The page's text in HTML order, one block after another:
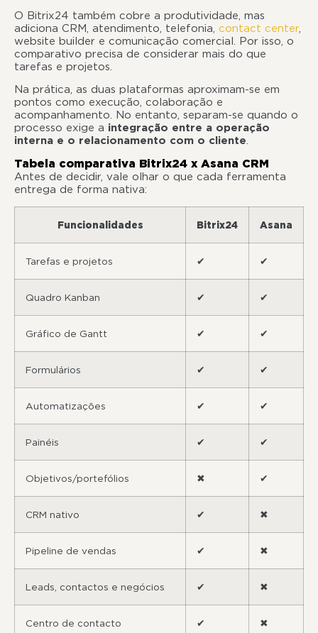
O Bitrix24 também cobre a produtividade, mas
adiciona CRM, atendimento, telefonia, contact center,
website builder e comunicação comercial. Por isso, o
comparativo precisa de considerar mais do que
tarefas e projetos.
Na prática, as duas plataformas aproximam-se em
pontos como execução, colaboração e
acompanhamento. No entanto, separam-se quando o
processo exige a integração entre a operação
interna e o relacionamento com o cliente.
Tabela comparativa Bitrix24 x Asana CRM
Antes de decidir, vale olhar o que cada ferramenta
entrega de forma nativa:
Funcionalidades Bitrix24 Asana
Tarefas e projetos ✔ ✔
Quadro Kanban ✔ ✔
Gráfico de Gantt ✔ ✔
Formulários ✔ ✔
Automatizações ✔ ✔
Painéis ✔ ✔
Objetivos/portefólios ✖ ✔
CRM nativo ✔ ✖
Pipeline de vendas ✔ ✖
Leads, contactos e negócios ✔ ✖
Centro de contacto ✔ ✖